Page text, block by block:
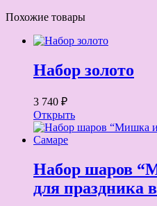
Похожие товары
Набор золото
3 740 ₽
Открыть
Набор шаров
для праздника